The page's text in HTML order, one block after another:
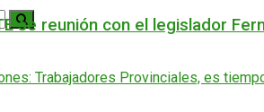
se reunión con el legislador